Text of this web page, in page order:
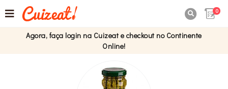
0
Agora, faça login na Cuizeat e checkout no Continente
Online!